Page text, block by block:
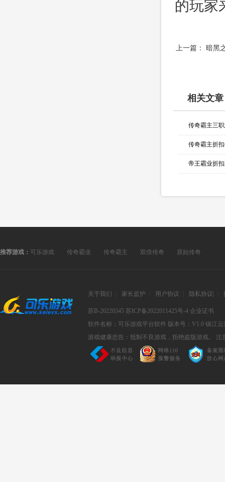
的玩家
上一篇： 暗黑
相关文章
帝王霸业折
推荐游戏： 可乐游戏 传奇霸业 传奇霸主 双倍传奇 原始传奇
关于我们 家长监护 用户协议 隐私协议
苏B-20220345 苏ICP备2022011425号-4 企业证书
软件名称：可乐游戏平台软件 版本号：V1.0 镇江云
游戏健康忠告：抵制不良游戏，拒绝盗版游戏。